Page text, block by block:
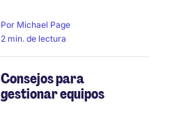
Por Michael Page
2 min. de lectura
Consejos para
gestionar equipos